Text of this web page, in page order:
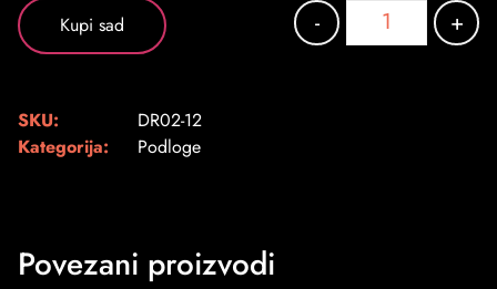
- +
Kupi sad
SKU:
DR02-12
Kategorija:
Podloge
Povezani proizvodi